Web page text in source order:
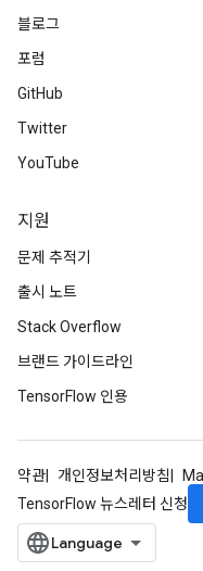
블로그
포럼
GitHub
Twitter
YouTube
지원
문제 추적기
출시 노트
Stack Overflow
브랜드 가이드라인
TensorFlow 인용
약관 개인정보처리방침
TensorFlow 뉴스레터 신청